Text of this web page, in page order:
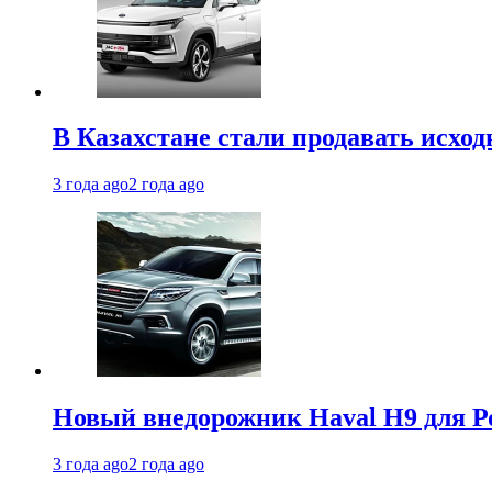
В Казахстане стали продавать
3 года ago2 года ago
Новый внедорожник Haval H9 для
3 года ago2 года ago